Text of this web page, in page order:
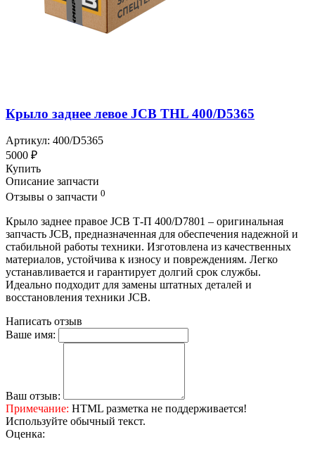
Крыло заднее левое JCB THL 400/D5365
Артикул: 400/D5365
5000 ₽
Купить
Описание запчасти
Отзывы о запчасти 0
Крыло заднее правое JCB Т-П 400/D7801 – оригинальная
запчасть JCB, предназначенная для обеспечения надежной и
стабильной работы техники. Изготовлена из качественных
материалов, устойчива к износу и повреждениям. Легко
устанавливается и гарантирует долгий срок службы.
Идеально подходит для замены штатных деталей и
восстановления техники JCB.
Написать отзыв
Ваше имя:
Ваш отзыв:
Примечание: HTML разметка не поддерживается!
Используйте обычный текст.
Оценка: